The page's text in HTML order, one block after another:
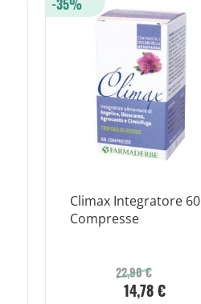
Climax Integratore 60
Compresse
22,90 €
14,78 €